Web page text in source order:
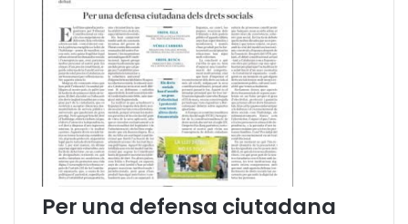
a
o
f
r
e
n
a
f
c
i
a
C
a
t
a
l
a
n
Per una defensa ciutadana